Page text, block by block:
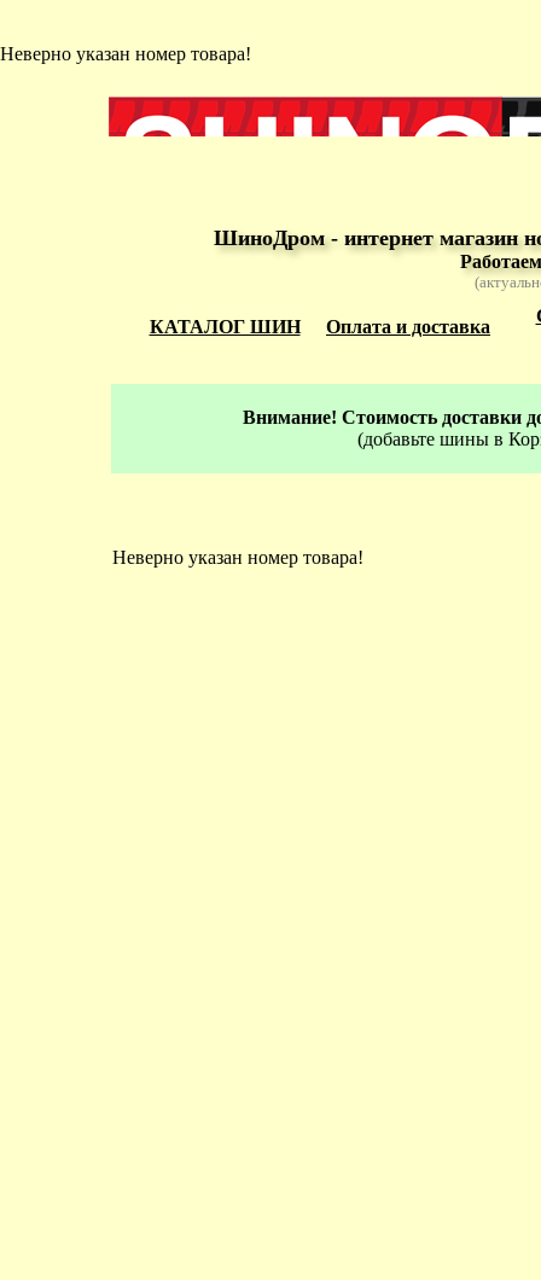
Неверно указан номер товара!
ШиноДром - интернет магазин
КАТАЛОГ ШИН Оплата и доставка
Внимание! Стоимость доставки
(добавьте шины в
Неверно указан номер товара!